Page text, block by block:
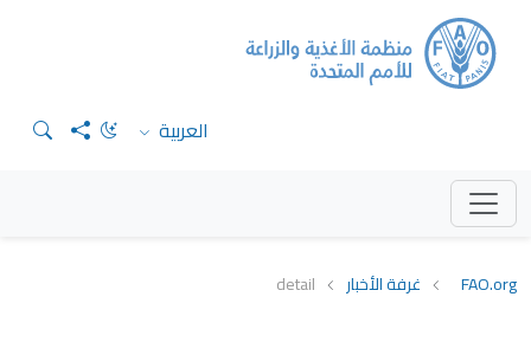
العربية
FAO.org غرفة الأخبار detail